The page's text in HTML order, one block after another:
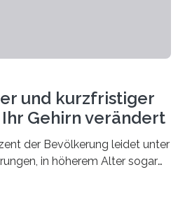
und kurzfristiger
Gehirn verändert
der Bevölkerung leidet unter
in höherem Alter sogar
ein kurzfristiges Schlafdefizit: